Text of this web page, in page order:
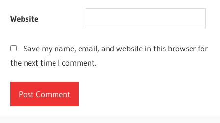
Website
Save my name, email, and website in this browser for
the next time I comment.